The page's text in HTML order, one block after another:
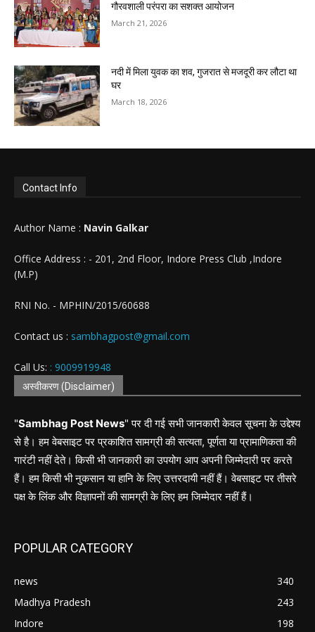
गौरवशाली परंपरा का सशक्त आयोजन
March 21, 2026
नदी में मिला युवक का शव, गुजरात से मजदूरी कर लौटा था
घर
March 18, 2026
Contact Info
Author Name : Navin Galkar
Office Address : - 201, 2nd Floor, Indore Press Club ,Indore
(M.P)
RNI No. - MPHIN/2015/60688
Contact us : sambhagpost@gmail.com
Call Us: : 9009919948
अस्वीकरण (Disclaimer)
"Sambhag Post News" पर दी गई सभी जानकारी केवल सूचना के उद्देश्य
से है। हम वेबसाइट पर प्रकाशित सामग्री की सत्यता, पूर्णता या प्रामाणिकता की
गारंटी नहीं देते। किसी भी जानकारी का उपयोग आप अपनी जिम्मेदारी पर करते
हैं। हम किसी भी नुकसान या हानि के लिए उत्तरदायी नहीं हैं। वेबसाइट पर तीसरे
पक्ष के लिंक और विज्ञापनों की सामग्री के लिए हम जिम्मेदार नहीं हैं।
POPULAR CATEGORY
news
340
Madhya Pradesh
243
Indore
198